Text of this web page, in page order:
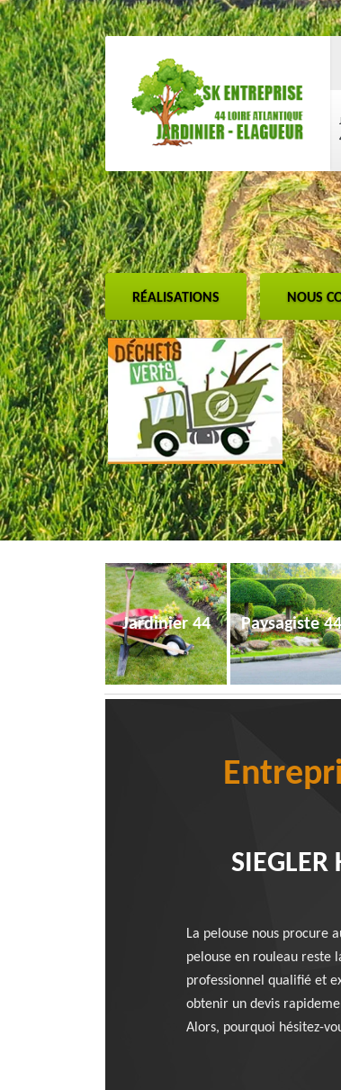
RÉALISATIONS NOUS
Jardinier 44 Paysagiste 44
La pelouse nous procure
pelouse en rouleau reste
professionnel qualifié et
obtenir un devis
Alors, pourquoi hésitez-